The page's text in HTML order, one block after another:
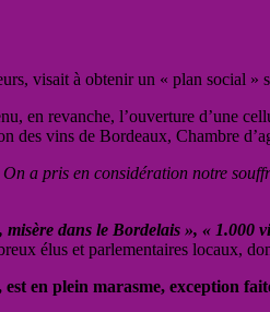
visait à obtenir un « plan social »
en revanche, l’ouverture d’une
des vins de Bordeaux, Chambre
On a pris en considération notre
dans le Bordelais », « 1.000
élus et parlementaires locaux,
en plein marasme, exception